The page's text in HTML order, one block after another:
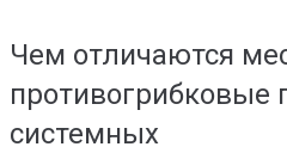
Чем отличаются
противогрибковые
системных